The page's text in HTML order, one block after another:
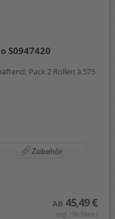
S0947420
Pack 2 Rollen à 575
Zubehör
AB 45,49 €
(zzgl. 19% Mwst.)